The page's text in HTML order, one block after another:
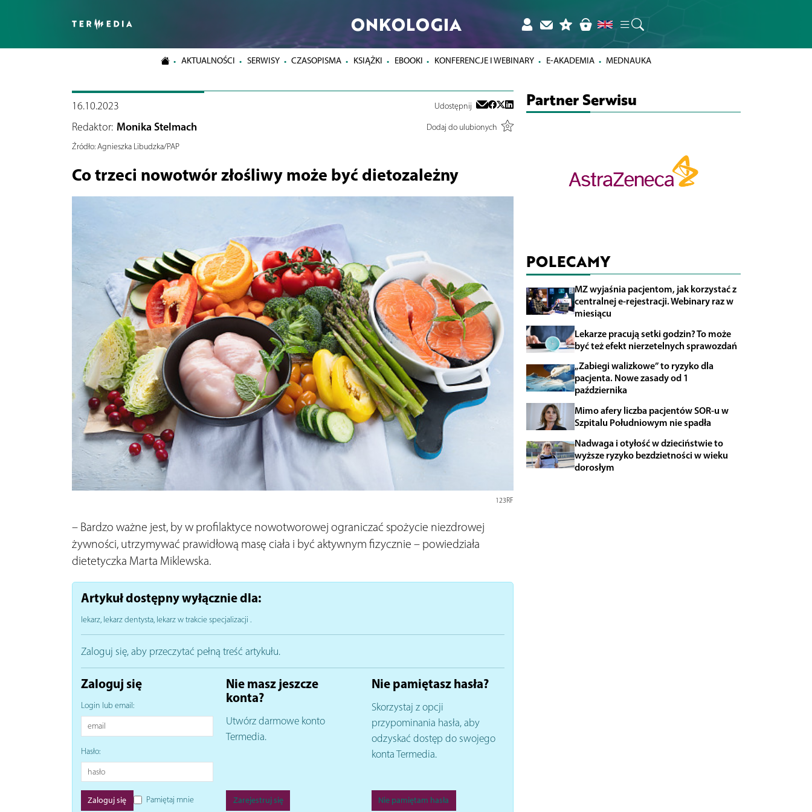
ONKOLOGIA
AKTUALNOŚCI SERWISY CZASOPISMA KSIĄŻKI EBOOKI KONFERENCJE I WEBINARY E-AKADEMIA MEDNAUKA
16.10.2023 Udostępnij
Redaktor: Monika Stelmach
Dodaj do ulubionych
Źródło:Agnieszka Libudzka/PAP
Co trzeci nowotwór złośliwy może być dietozależny
123RF
– Bardzo ważne jest, by w profilaktyce nowotworowej ograniczać spożycie niezdrowej
żywności, utrzymywać prawidłową masę ciała i być aktywnym fizycznie – powiedziała
dietetyczka Marta Miklewska.
Artykuł dostępny wyłącznie dla:
lekarz, lekarz dentysta, lekarz w trakcie specjalizacji .
Zaloguj się, aby przeczytać pełną treść artykułu.
Zaloguj się
Login lub email:
Hasło:
Pamiętaj mnie
Nie masz jeszcze
konta?
Utwórz darmowe konto
Termedia.
Zarejestruj się
Nie pamiętasz hasła?
Skorzystaj z opcji
przypominania hasła, aby
odzyskać dostęp do swojego
konta Termedia.
Nie pamiętam hasła
Partner Serwisu
POLECAMY
MZ wyjaśnia pacjentom, jak korzystać z
centralnej e-rejestracji. Webinary raz w
miesiącu
Lekarze pracują setki godzin? To może
być też efekt nierzetelnych sprawozdań
„Zabiegi walizkowe” to ryzyko dla
pacjenta. Nowe zasady od 1
października
Mimo afery liczba pacjentów SOR-u w
Szpitalu Południowym nie spadła
Nadwaga i otyłość w dzieciństwie to
wyższe ryzyko bezdzietności w wieku
dorosłym